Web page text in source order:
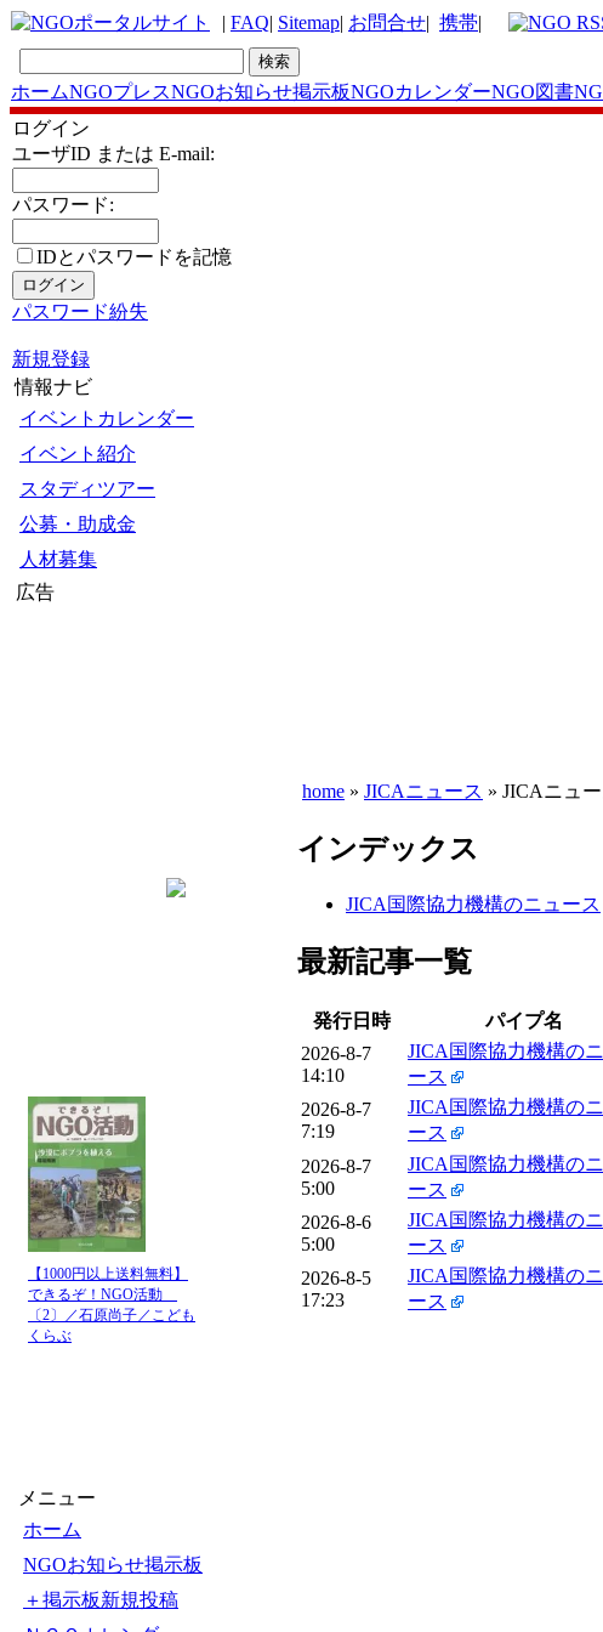
| FAQ| Sitemap| お問合せ| 携帯|
ホームNGOプレスNGOお知らせ掲示板NGOカレンダーNGO図書
ログイン
ユーザID または E-mail:
パスワード:
IDとパスワードを記憶
パスワード紛失
新規登録
情報ナビ
イベントカレンダー
イベント紹介
スタディツアー
公募・助成金
人材募集
広告
【1000円以上送料無料】
できるぞ！NGO活動
〔2〕／石原尚子／こども
くらぶ
メニュー
ホーム
NGOお知らせ掲示板
＋掲示板新規投稿
home » JICAニュース » JICAニュ
インデックス
JICA国際協力機構のニュース
最新記事一覧
発行日時 パイプ名
2026-8-7
14:10
JICA国際協力機構のニ
ース
2026-8-7
7:19
JICA国際協力機構のニ
ース
2026-8-7
5:00
JICA国際協力機構のニ
ース
2026-8-6
5:00
JICA国際協力機構のニ
ース
2026-8-5
17:23
JICA国際協力機構のニ
ース